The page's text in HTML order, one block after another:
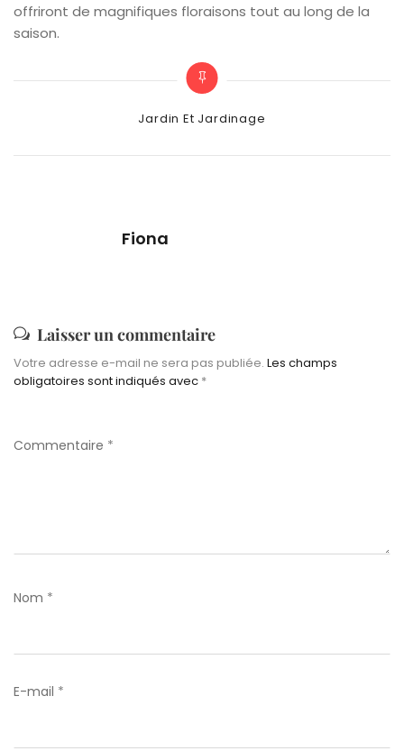
offriront de magnifiques floraisons tout au long de la
saison.
Categories
Jardin Et Jardinage
Fiona
Laisser un commentaire
Votre adresse e-mail ne sera pas publiée. Les champs
obligatoires sont indiqués avec *
Commentaire *
Nom *
E-mail *